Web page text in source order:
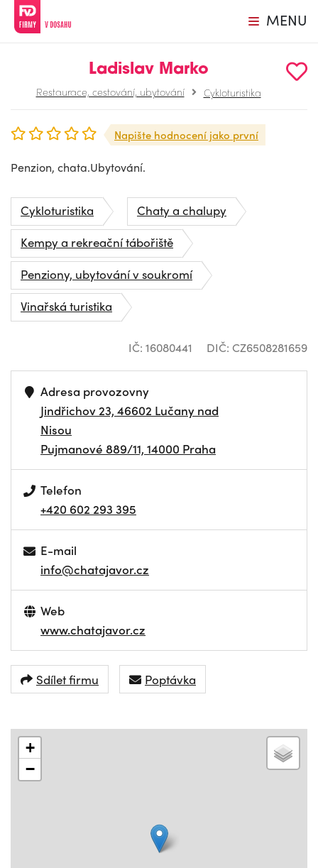
MENU
Ladislav Marko
Restaurace, cestování, ubytování Cykloturistika
Napište hodnocení jako první
Penzion, chata.Ubytování.
Cykloturistika
Chaty a chalupy
Kempy a rekreační tábořiště
Penziony, ubytování v soukromí
Vinařská turistika
IČ: 16080441 DIČ: CZ6508281659
Adresa provozovny
Jindřichov 23, 46602 Lučany nad
Nisou
Pujmanové 889/11, 14000 Praha
Telefon
+420 602 293 395
E-mail
info@chatajavor.cz
Web
www.chatajavor.cz
Sdílet firmu Poptávka
+
−